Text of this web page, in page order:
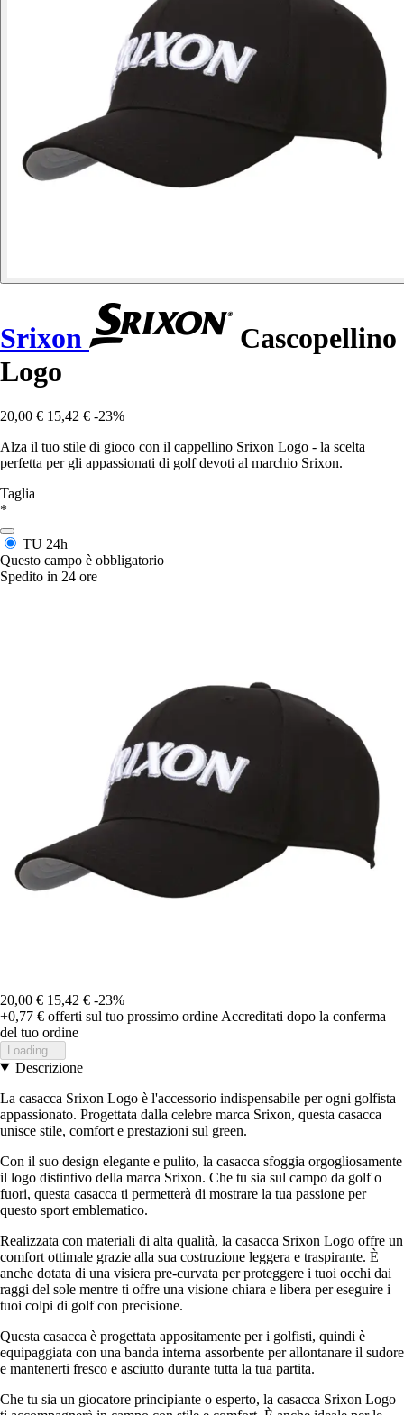
Srixon
Cascopellino
Logo
20,00 € 15,42 € -23%
Alza il tuo stile di gioco con il cappellino Srixon Logo - la scelta
perfetta per gli appassionati di golf devoti al marchio Srixon.
Taglia
*
TU 24h
Questo campo è obbligatorio
Spedito in 24 ore
20,00 € 15,42 € -23%
+0,77 € offerti sul tuo prossimo ordine Accreditati dopo la conferma
del tuo ordine
Loading...
Descrizione
La casacca Srixon Logo è l'accessorio indispensabile per ogni golfista
appassionato. Progettata dalla celebre marca Srixon, questa casacca
unisce stile, comfort e prestazioni sul green.
Con il suo design elegante e pulito, la casacca sfoggia orgogliosamente
il logo distintivo della marca Srixon. Che tu sia sul campo da golf o
fuori, questa casacca ti permetterà di mostrare la tua passione per
questo sport emblematico.
Realizzata con materiali di alta qualità, la casacca Srixon Logo offre un
comfort ottimale grazie alla sua costruzione leggera e traspirante. È
anche dotata di una visiera pre-curvata per proteggere i tuoi occhi dai
raggi del sole mentre ti offre una visione chiara e libera per eseguire i
tuoi colpi di golf con precisione.
Questa casacca è progettata appositamente per i golfisti, quindi è
equipaggiata con una banda interna assorbente per allontanare il sudore
e mantenerti fresco e asciutto durante tutta la tua partita.
Che tu sia un giocatore principiante o esperto, la casacca Srixon Logo